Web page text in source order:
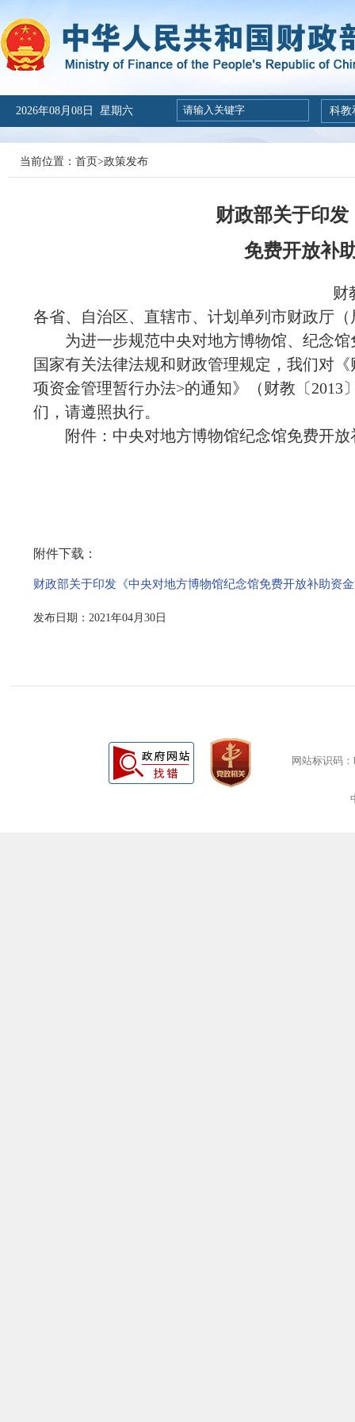
2026年08月08日 星期六 科教
当前位置： 首页>政策发布
财政部关于印
免费开放补
财
各省、自治区、直辖市、计划单列市财政厅
为进一步规范中央对地方博物馆、纪念馆
国家有关法律法规和财政管理规定，我们对
项资金管理暂行办法>的通知》（财教〔
们，请遵照执行。
附件：中央对地方博物馆纪念馆免费开放
附件下载：
财政部关于印发《中央对地方博物馆纪念馆免费开放补助资
发布日期：2021年04月30日
网站标识码